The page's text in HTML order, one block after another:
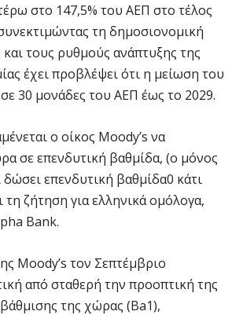
στο 147,5% του ΑΕΠ στο τέλος
τη δημοσιονομική
τους ρυθμούς ανάπτυξης της
έχει προβλέψει ότι η μείωση του
30 μονάδες του ΑΕΠ έως το 2029.
ο οίκος Moody’s να
σε επενδυτική βαθμίδα, (ο μόνος
επενδυτική βαθμίδα0 κάτι
ζήτηση για ελληνικά ομόλογα,
Bank.
Moody’s τον Σεπτέμβριο
από σταθερή την προοπτική της
της χώρας (Βa1),